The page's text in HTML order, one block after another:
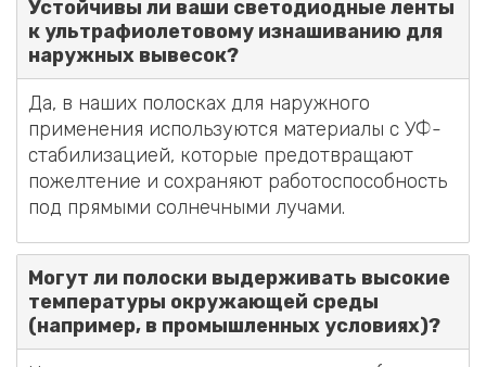
Устойчивы ли ваши светодиодные ленты
к ультрафиолетовому изнашиванию для
наружных вывесок?
Да, в наших полосках для наружного
применения используются материалы с УФ-
стабилизацией, которые предотвращают
пожелтение и сохраняют работоспособность
под прямыми солнечными лучами.
Могут ли полоски выдерживать высокие
температуры окружающей среды
(например, в промышленных условиях)?